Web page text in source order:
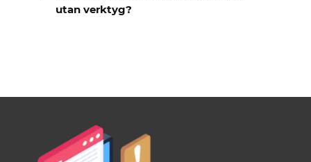
utan verktyg?